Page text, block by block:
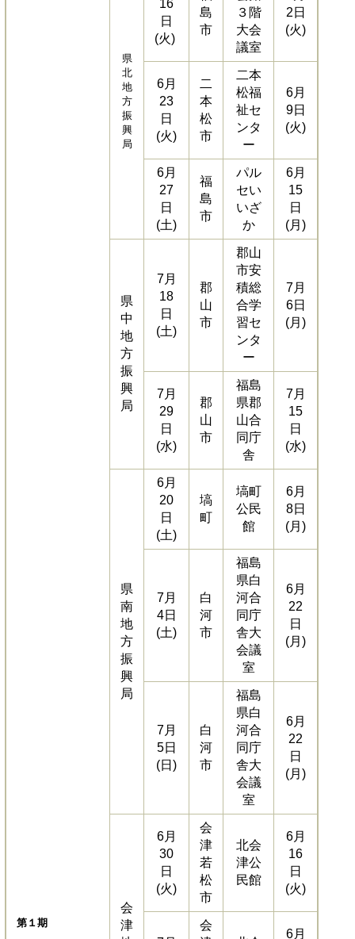
第１期
県
北
地
方
振
興
局
16
日
(火)
島
市
３階
大会
議室
2日
(火)
6月
23
日
(火)
二
本
松
市
二本
松福
祉セ
ンタ
ー
6月
9日
(火)
6月
27
日
(土)
福
島
市
パル
セい
いざ
か
6月
15
日
(月)
県
中
地
方
振
興
局
7月
18
日
(土)
郡
山
市
郡山
市安
積総
合学
習セ
ンタ
ー
7月
6日
(月)
7月
29
日
(水)
郡
山
市
福島
県郡
山合
同庁
舎
7月
15
日
(水)
県
南
地
方
振
興
局
6月
20
日
(土)
塙
町
塙町
公民
館
6月
8日
(月)
7月
4日
(土)
白
河
市
福島
県白
河合
同庁
舎大
会議
室
6月
22
日
(月)
7月
5日
(日)
白
河
市
福島
県白
河合
同庁
舎大
会議
室
6月
22
日
(月)
会
津
6月
30
日
(火)
会
津
若
松
市
北会
津公
民館
6月
16
日
(火)
会
6月